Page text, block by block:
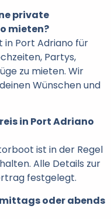
private
mieten?
in Port Adriano für
Partys,
zu mieten. Wir
Wünschen und
in Port Adriano
ist in der Regel
Alle Details zur
festgelegt.
oder abends